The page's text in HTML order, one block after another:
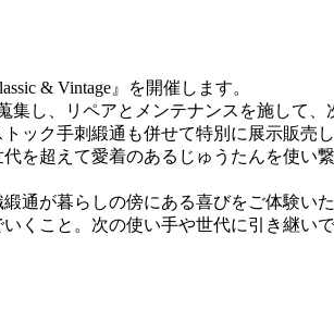
& Vintage』を開催します。
し、リペアとメンテナンスを施して、
ック手刺緞通も併せて特別に展示販売し
を超えて愛着のあるじゅうたんを使
通が暮らしの傍にある喜びをご体験い
くこと。次の使い手や世代に引き継い